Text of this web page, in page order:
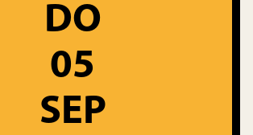
DO
05
SEP